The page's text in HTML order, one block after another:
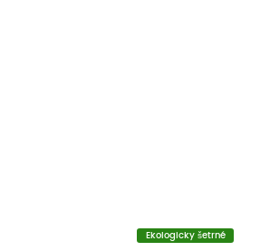
Ekologicky šetrné